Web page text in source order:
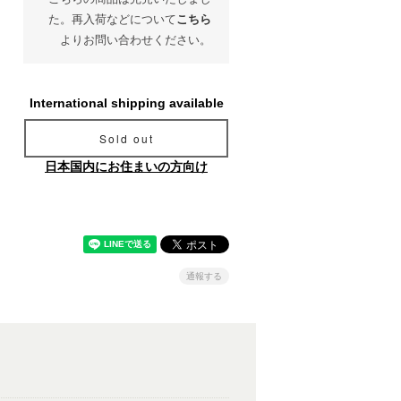
た。再入荷などについてこちら
よりお問い合わせください。
International shipping available
Sold out
日本国内にお住まいの方向け
通報する